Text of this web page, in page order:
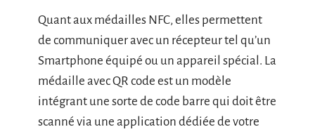
Quant aux médailles NFC, elles permettent
de communiquer avec un récepteur tel qu’un
Smartphone équipé ou un appareil spécial. La
médaille avec QR code est un modèle
intégrant une sorte de code barre qui doit être
scanné via une application dédiée de votre